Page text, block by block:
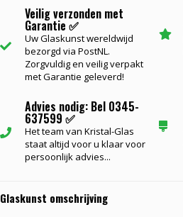
Veilig verzonden met
Garantie ✅
Uw Glaskunst wereldwijd
bezorgd via PostNL.
Zorgvuldig en veilig verpakt
met Garantie geleverd!
Advies nodig: Bel 0345-
637599 ✅
Het team van Kristal-Glas
staat altijd voor u klaar voor
persoonlijk advies...
Glaskunst omschrijving